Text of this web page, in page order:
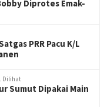
Diprotes Emak-
PRR Pacu K/L
Dilihat
Sumut Dipakai Main